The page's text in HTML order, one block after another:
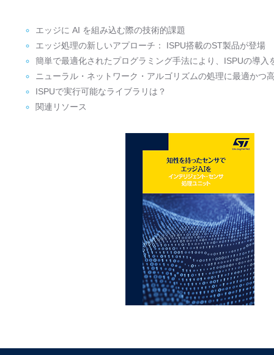
エッジに AI を組み込む際の技術的課題
エッジ処理の新しいアプローチ： ISPU搭載のST製品が登場
簡単で最適化されたプログラミング手法により、ISPUの導入
ニューラル・ネットワーク・アルゴリズムの処理に最適かつ
ISPUで実行可能なライブラリは？
関連リソース